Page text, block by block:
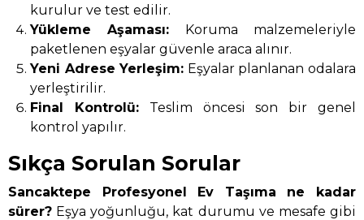
kurulur ve test edilir.
Yükleme Aşaması: Koruma malzemeleriyle
paketlenen eşyalar güvenle araca alınır.
Yeni Adrese Yerleşim: Eşyalar planlanan odalara
yerleştirilir.
Final Kontrolü: Teslim öncesi son bir genel
kontrol yapılır.
Sıkça Sorulan Sorular
Sancaktepe Profesyonel Ev Taşıma ne kadar
sürer? Eşya yoğunluğu, kat durumu ve mesafe gibi